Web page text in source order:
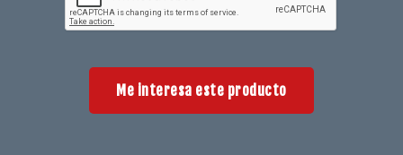
Me interesa este producto